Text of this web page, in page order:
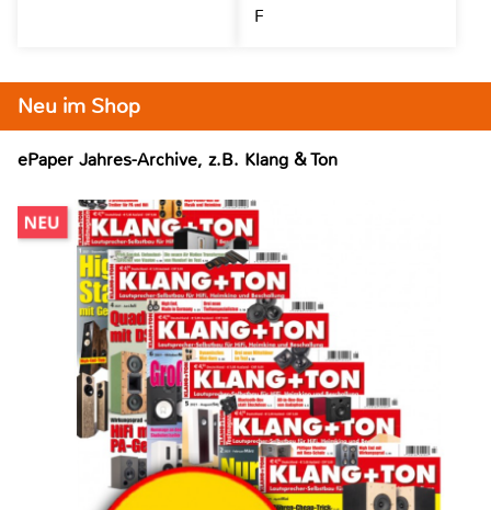
Neu im Shop
ePaper Jahres-Archive, z.B. Klang & Ton
F